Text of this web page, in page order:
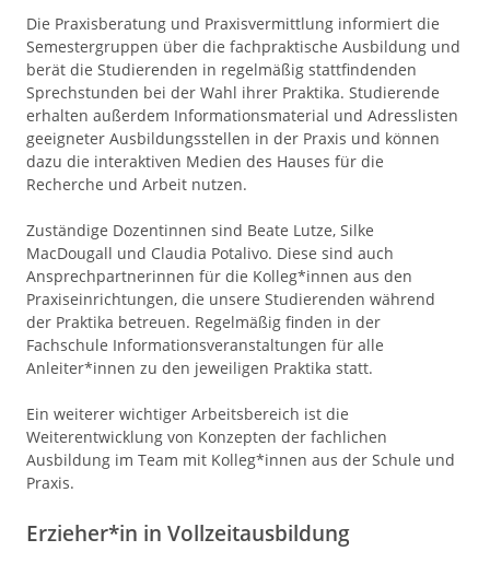
Die Praxisberatung und Praxisvermittlung informiert die
Semestergruppen über die fachpraktische Ausbildung und
berät die Studierenden in regelmäßig stattfindenden
Sprechstunden bei der Wahl ihrer Praktika. Studierende
erhalten außerdem Informationsmaterial und Adresslisten
geeigneter Ausbildungsstellen in der Praxis und können
dazu die interaktiven Medien des Hauses für die
Recherche und Arbeit nutzen.
Zuständige Dozentinnen sind Beate Lutze, Silke
MacDougall und Claudia Potalivo. Diese sind auch
Ansprechpartnerinnen für die Kolleg*innen aus den
Praxiseinrichtungen, die unsere Studierenden während
der Praktika betreuen. Regelmäßig finden in der
Fachschule Informationsveranstaltungen für alle
Anleiter*innen zu den jeweiligen Praktika statt.
Ein weiterer wichtiger Arbeitsbereich ist die
Weiterentwicklung von Konzepten der fachlichen
Ausbildung im Team mit Kolleg*innen aus der Schule und
Praxis.
Erzieher*in in Vollzeitausbildung